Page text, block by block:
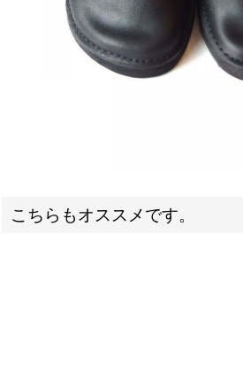
こちらもオススメです。